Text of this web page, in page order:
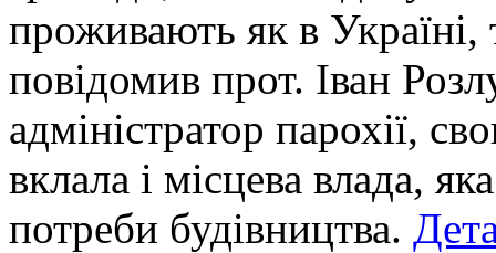
проживають як в Україні,
повідомив прот. Іван
адміністратор парохії,
вклала і місцева влада,
потреби будівництва.